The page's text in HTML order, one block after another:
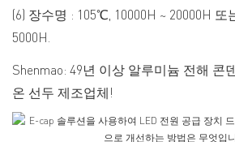
(6) 장수명 : 105℃, 10000H ~ 20000H 또
5000H.
Shenmao: 49년 이상 알루미늄 전해 콘
온 선두 제조업체!